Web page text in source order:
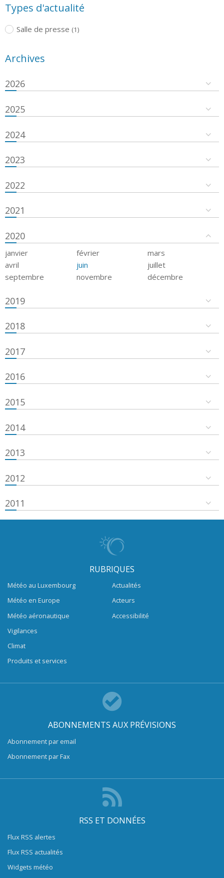
Types d'actualité
Salle de presse (1)
Archives
2026
2025
2024
2023
2022
2021
2020
janvier février
mars
avril
juin
juillet
septembre
novembre décembre
2019
2018
2017
2016
2015
2014
2013
2012
2011
RUBRIQUES
Météo au Luxembourg
Météo en Europe
Météo aéronautique
Vigilances
Climat
Produits et services
Actualités
Acteurs
Accessibilité
ABONNEMENTS AUX PRÉVISIONS
Abonnement par email
Abonnement par Fax
RSS ET DONNÉES
Flux RSS alertes
Flux RSS actualités
Widgets météo